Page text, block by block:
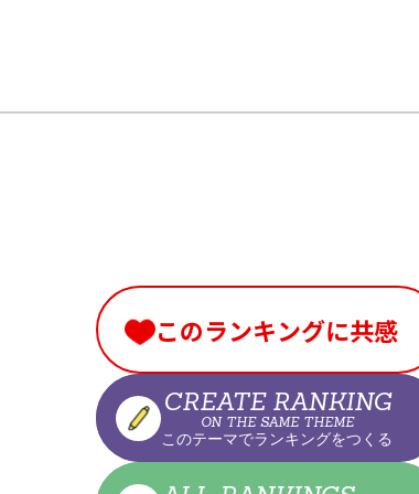
このランキングに共感
CREATE RANKING
ON THE SAME THEME
このテーマでランキングをつくる